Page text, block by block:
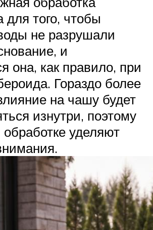
для того, чтобы
не разрушали
и
она, как правило, при
Гораздо более
на чашу будет
изнутри, поэтому
обработке уделяют